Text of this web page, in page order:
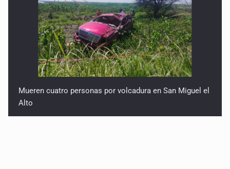
Mueren cuatro personas por volcadura en San Miguel el
Alto